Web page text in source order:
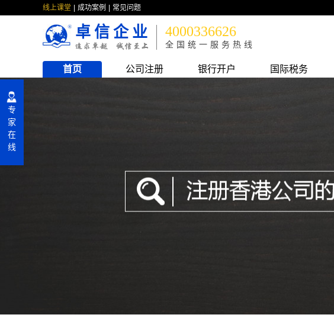
线上课堂 成功案例 常见问题
卓信企业 4000336626
全国统一服务热线
首页 公司注册 银行开户 国际税务
专
家
在
线